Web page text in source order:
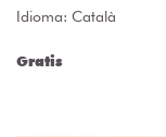
Idioma: Català
Gratis